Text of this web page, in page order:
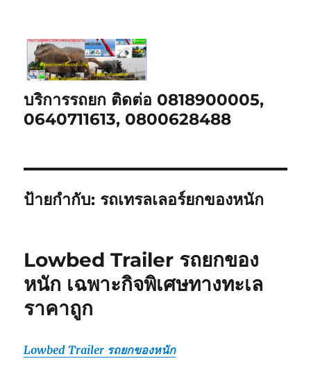
บริการรถยก ติดต่อ 0818900005,
0640711613, 0800628488
ป้ายกำกับ: รถเทรลเลอร์ยกของหนัก
Lowbed Trailer รถยกของ
หนัก เฉพาะกิจพิเศษทางทะเล
ราคาถูก
Lowbed Trailer รถยกของหนัก